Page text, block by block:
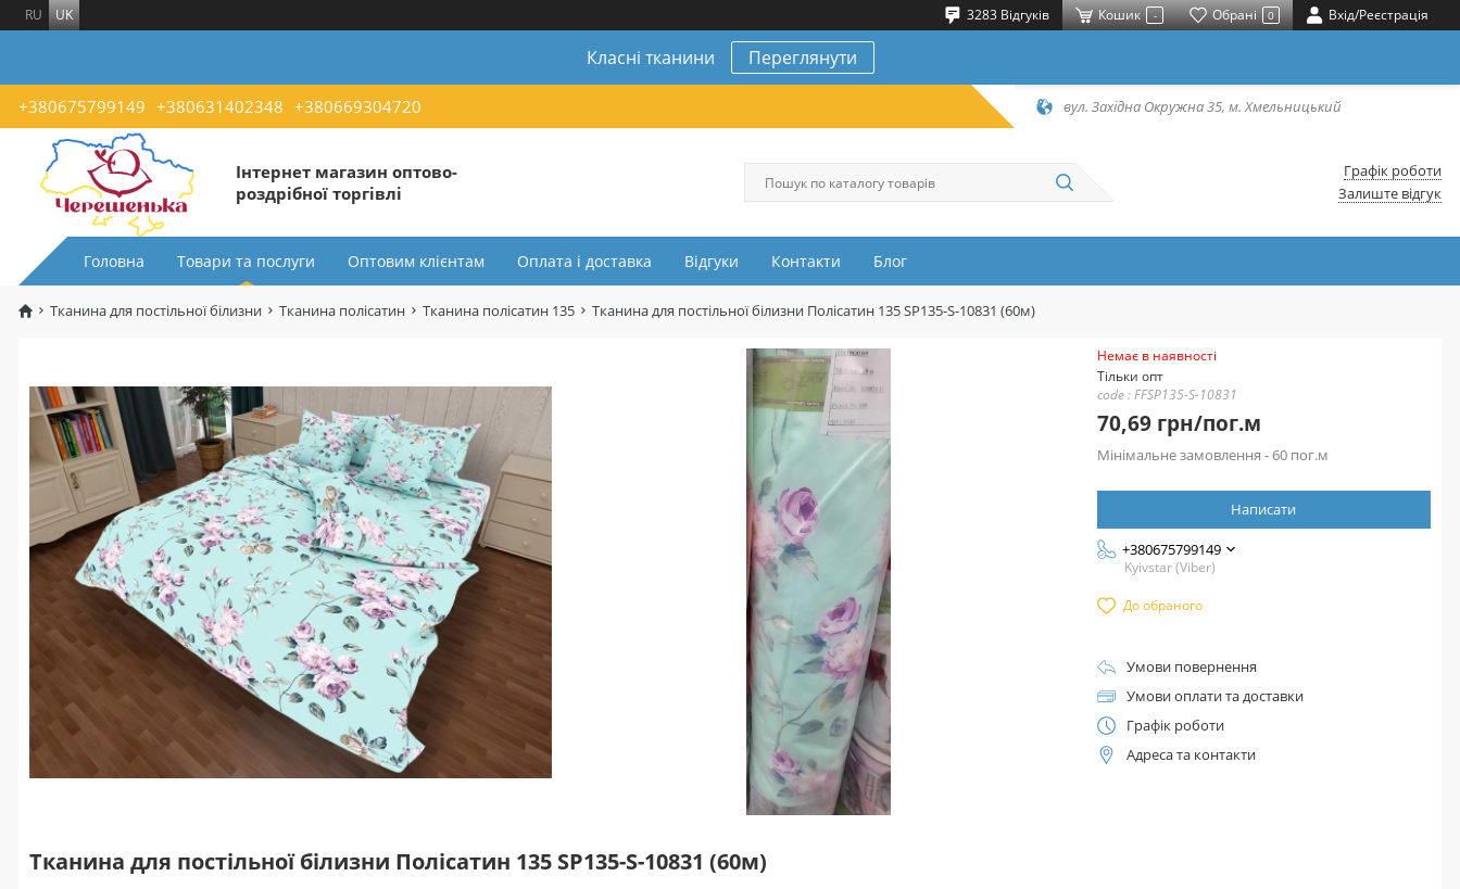
RU UK 3283 Відгуків Кошик - Обрані 0 Вхід/Реєстрація
Класні тканини Переглянути
+380675799149 +380631402348 +380669304720 вул. Західна Окружна 35, м. Хмельницький
Інтернет магазин оптово-
роздрібної торгівлі
Графік роботи
Залиште відгук
Головна Товари та послуги Оптовим клієнтам Оплата і доставка Відгуки Контакти Блог
Тканина для постільної білизни Тканина полісатин Тканина полісатин 135 Тканина для постільної білизни Полісатин 135 SP135-S-10831 (60м)
Тканина для постільної білизни Полісатин 135 SP135-S-10831 (60м)
Немає в наявності
Тільки опт
code : FFSP135-S-10831
70,69 грн/пог.м
Мінімальне замовлення - 60 пог.м
Написати
+380675799149
Kyivstar (Viber)
До обраного
Умови повернення
Умови оплати та доставки
Графік роботи
Адреса та контакти